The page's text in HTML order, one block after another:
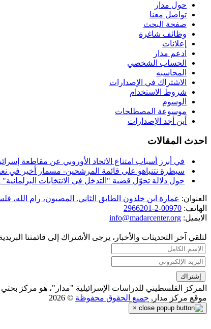
حول مدار
تواصل معنا
صفحة البحث
وظائف شاغرة
إعلانات
ادعم مدار
الحساب الشخصي
المحاسبه
الاشتراك في الإصدارات
شروط الاستخدام
الوسوم
موسوعة المصطلحات
أين أجد الإصدارات
احدث المقالات
في أبرز أسباب امتناع الاتحاد الأوروبي عن مقاطعة
سيطرة نتنياهو على قائمة المرشحين- مسمار أخير في
حول دلالة تحوّل قضية "التدخل في الانتخابات
العنوان: عمارة ابن خلدون الطابق الثاني. المصيون، رام الله،
الهاتف: 00970-2-2966201
الايميل: info@madarcenter.org
لتلقي آخر التحديثات والأخبار، يرجى الأشتراك إلى قائمتنا
المركز الفلسطيني للدراسات الإسرائيلية "مدار"، هو مركز
موقع مركز مدار, جميع الحقوق محفوظة © 2026
×